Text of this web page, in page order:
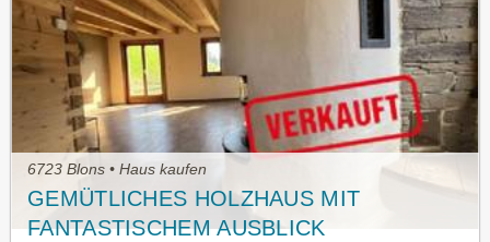
6723 Blons • Haus kaufen
GEMÜTLICHES HOLZHAUS MIT
FANTASTISCHEM AUSBLICK